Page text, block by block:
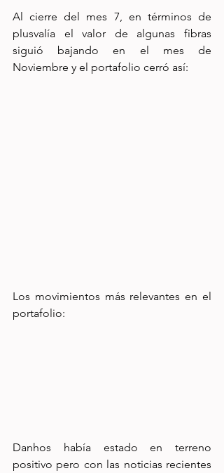
Al cierre del mes 7, en términos de
plusvalía el valor de algunas fibras
siguió bajando en el mes de
Noviembre y el portafolio cerró así:
Los movimientos más relevantes en el
portafolio:
Danhos había estado en terreno
positivo pero con las noticias recientes